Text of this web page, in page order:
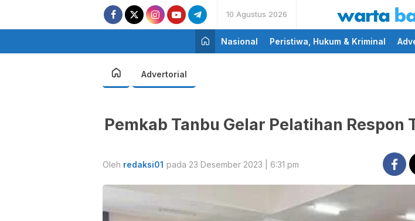
10 Agustus 2026
memberikan
yang cerdas dan
Nasional Peristiwa, Hukum & Kriminal
Advertorial
Pemkab Tanbu Gelar Pelatihan Respon
Oleh redaksi01 pada 23 Desember 2023 | 6:31 pm